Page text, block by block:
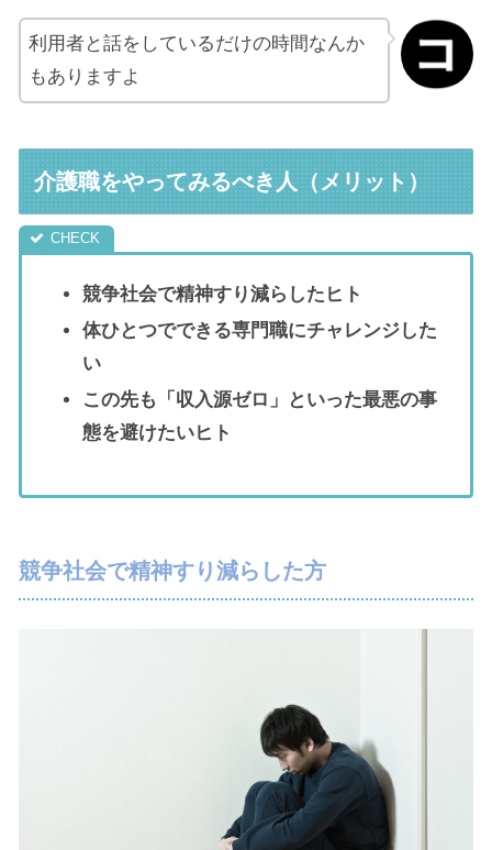
利用者と話をしているだけの時間なんか
もありますよ
介護職をやってみるべき人（メリット）
競争社会で精神すり減らしたヒト
体ひとつでできる専門職にチャレンジした
い
この先も「収入源ゼロ」といった最悪の事
態を避けたいヒト
競争社会で精神すり減らした方